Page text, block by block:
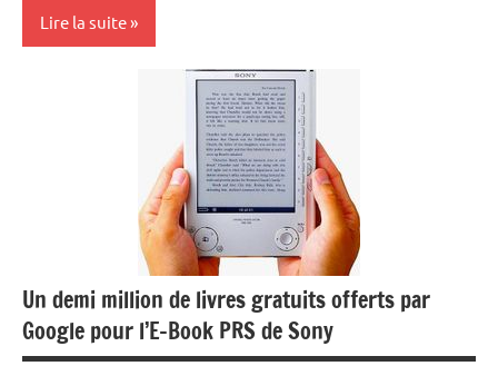
Lire la suite
Un demi million de livres gratuits offerts par
Google pour l’E-Book PRS de Sony